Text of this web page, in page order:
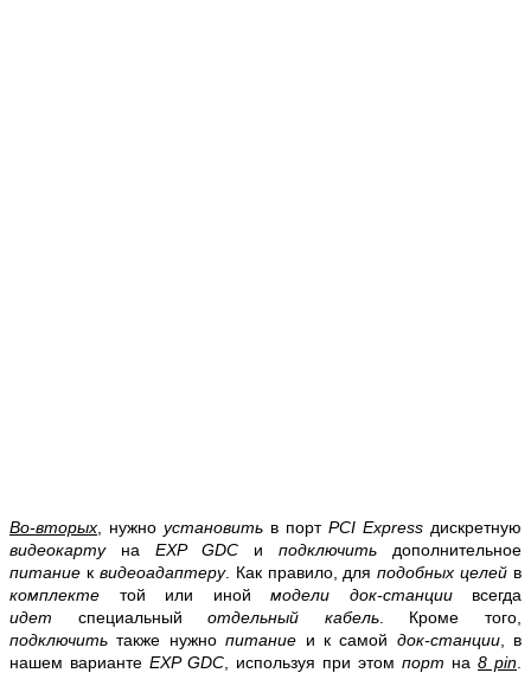
Во-вторых , нужно установить в порт PCI Express дискретную
видеокарту на EXP GDC и подключить дополнительное
питание к видеоадаптеру. Как правило, дляподобных целей в
комплекте той или иной модели док-станциивсегда
идет специальныйотдельный кабель. Кроме того,
подключитьтакже нужнопитание и к самой док-станции, в
нашем варианте EXP GDC , используя при этом порт на 8 pin